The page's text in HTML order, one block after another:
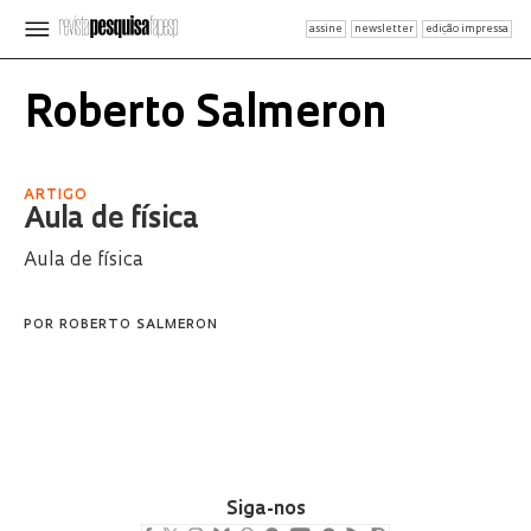
assine newsletter edição impressa
Roberto Salmeron
ARTIGO
Aula de física
Aula de física
POR ROBERTO SALMERON
Siga-nos